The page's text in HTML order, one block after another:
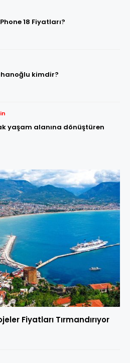
18 Fiyatları?
kimdir?
yaşam alanına dönüştüren
Fiyatları Tırmandırıyor